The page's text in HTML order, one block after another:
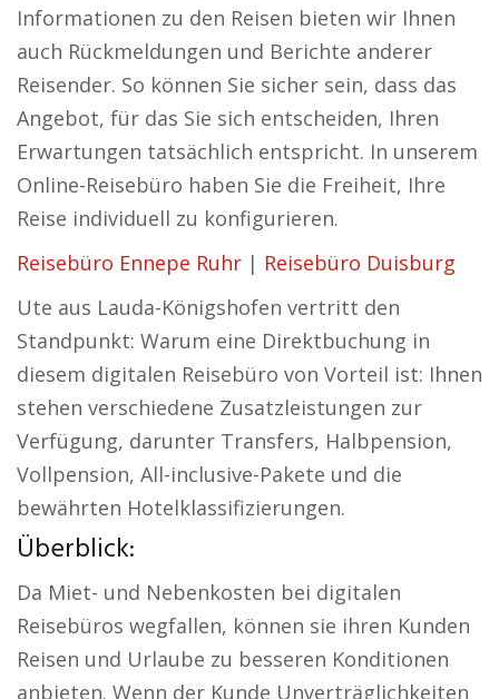
Informationen zu den Reisen bieten wir Ihnen
auch Rückmeldungen und Berichte anderer
Reisender. So können Sie sicher sein, dass das
Angebot, für das Sie sich entscheiden, Ihren
Erwartungen tatsächlich entspricht. In unserem
Online-Reisebüro haben Sie die Freiheit, Ihre
Reise individuell zu konfigurieren.
Reisebüro Ennepe Ruhr | Reisebüro Duisburg
Ute aus Lauda-Königshofen vertritt den
Standpunkt: Warum eine Direktbuchung in
diesem digitalen Reisebüro von Vorteil ist: Ihnen
stehen verschiedene Zusatzleistungen zur
Verfügung, darunter Transfers, Halbpension,
Vollpension, All-inclusive-Pakete und die
bewährten Hotelklassifizierungen.
Überblick:
Da Miet- und Nebenkosten bei digitalen
Reisebüros wegfallen, können sie ihren Kunden
Reisen und Urlaube zu besseren Konditionen
anbieten. Wenn der Kunde Unverträglichkeiten